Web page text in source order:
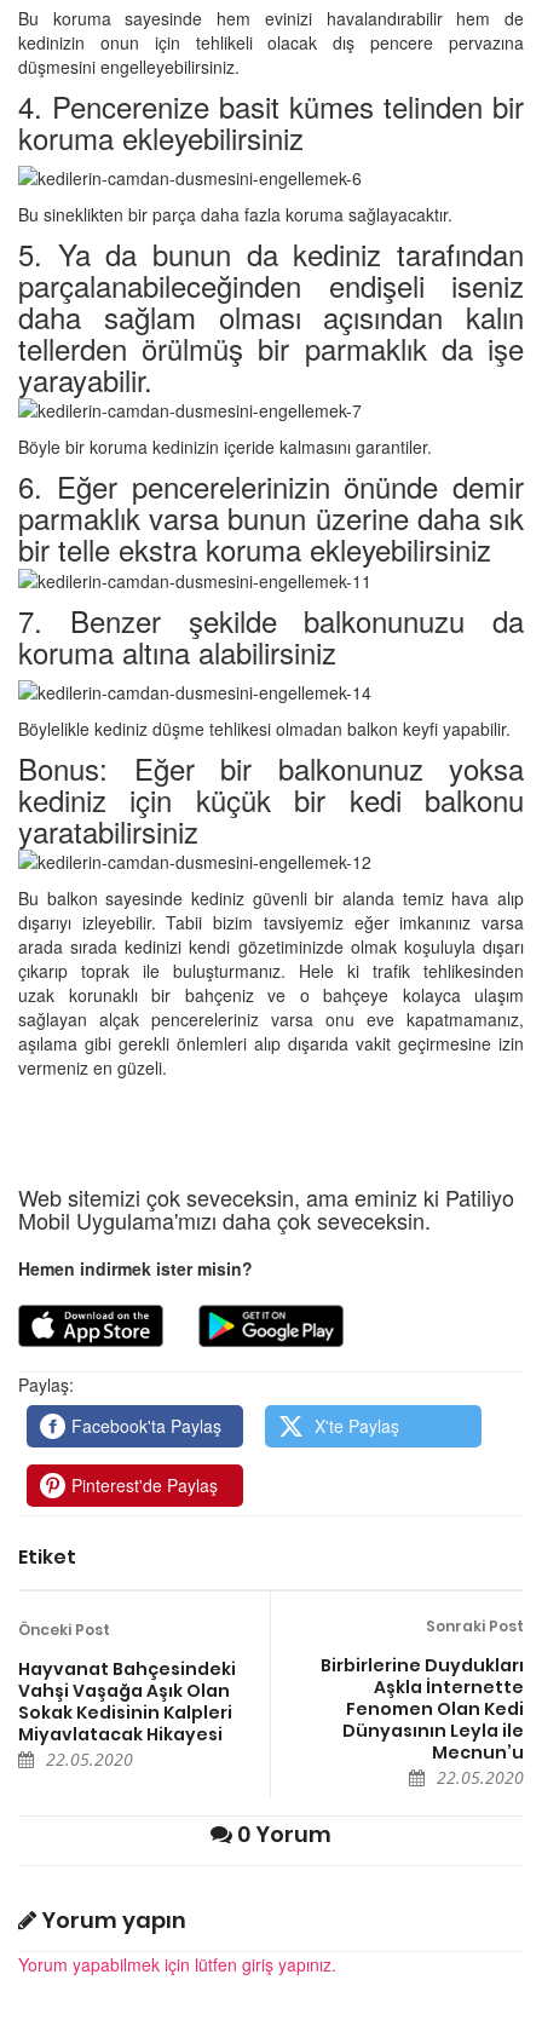
Bu koruma sayesinde hem evinizi havalandırabilir hem de
kedinizin onun için tehlikeli olacak dış pencere pervazına
düşmesini engelleyebilirsiniz.
4. Pencerenize basit kümes telinden bir
koruma ekleyebilirsiniz
Bu sineklikten bir parça daha fazla koruma sağlayacaktır.
5. Ya da bunun da kediniz tarafından
parçalanabileceğinden endişeli iseniz
daha sağlam olması açısından kalın
tellerden örülmüş bir parmaklık da işe
yarayabilir.
Böyle bir koruma kedinizin içeride kalmasını garantiler.
6. Eğer pencerelerinizin önünde demir
parmaklık varsa bunun üzerine daha sık
bir telle ekstra koruma ekleyebilirsiniz
7. Benzer şekilde balkonunuzu da
koruma altına alabilirsiniz
Böylelikle kediniz düşme tehlikesi olmadan balkon keyfi yapabilir.
Bonus: Eğer bir balkonunuz yoksa
kediniz için küçük bir kedi balkonu
yaratabilirsiniz
Bu balkon sayesinde kediniz güvenli bir alanda temiz hava alıp
dışarıyı izleyebilir. Tabii bizim tavsiyemiz eğer imkanınız varsa
arada sırada kedinizi kendi gözetiminizde olmak koşuluyla dışarı
çıkarıp toprak ile buluşturmanız. Hele ki trafik tehlikesinden
uzak korunaklı bir bahçeniz ve o bahçeye kolayca ulaşım
sağlayan alçak pencereleriniz varsa onu eve kapatmamanız,
aşılama gibi gerekli önlemleri alıp dışarıda vakit geçirmesine izin
vermeniz en güzeli.
Web sitemizi çok seveceksin, ama eminiz ki Patiliyo
Mobil Uygulama'mızı daha çok seveceksin.
Hemen indirmek ister misin?
Paylaş:
Facebook'ta Paylaş
X'te Paylaş
Pinterest'de Paylaş
Etiket
Önceki Post
Hayvanat Bahçesindeki
Vahşi Vaşağa Aşık Olan
Sokak Kedisinin Kalpleri
Miyavlatacak Hikayesi
22.05.2020
Sonraki Post
Birbirlerine Duydukları
Aşkla İnternette
Fenomen Olan Kedi
Dünyasının Leyla ile
Mecnun’u
22.05.2020
0 Yorum
Yorum yapın
Yorum yapabilmek için lütfen giriş yapınız.